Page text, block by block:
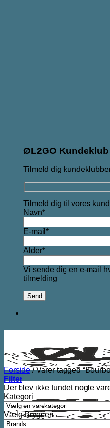
ØL2GO Kundeklub
Tilmeld dig
Tilmeld dig til vores
Navn*
E-mail*
Alder*
Vi sende dig en e-mail
tilmelding
Forside /Varer tagged
Filter
Der blev ikke fundet nogle
Kategori
Vælg Bryggeri